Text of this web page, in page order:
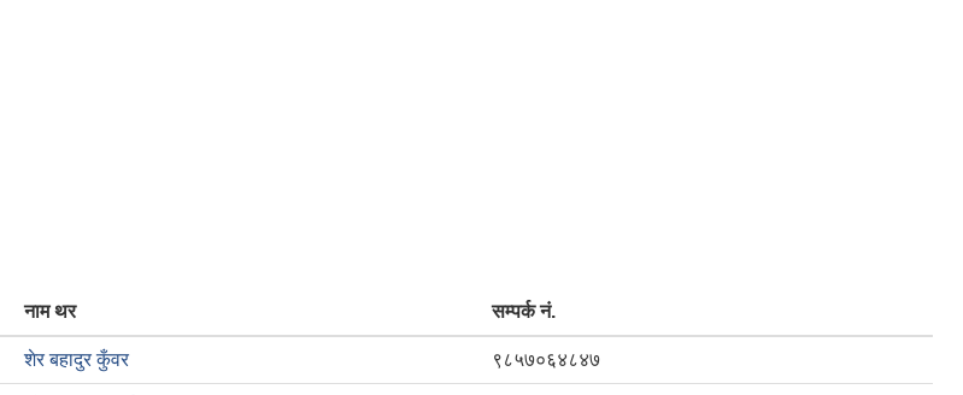
नाम थर सम्पर्क नं.
शेर बहादुर कुँवर ९८५७०६४८४७